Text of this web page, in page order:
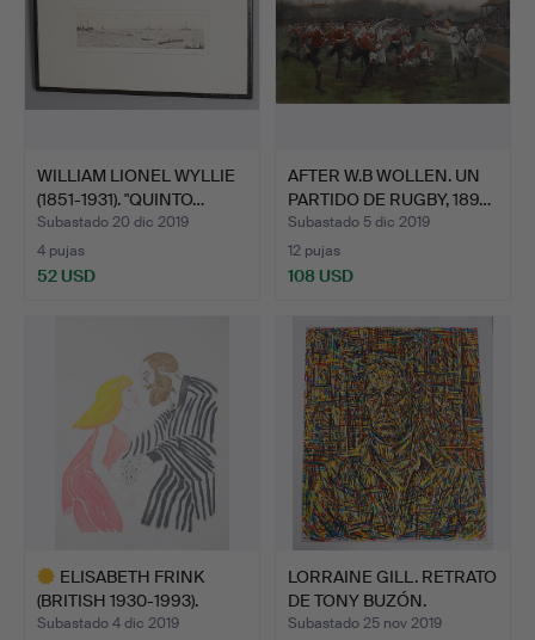
WILLIAM LIONEL WYLLIE
(1851-1931). "QUINTO…
Subastado 20 dic 2019
4 pujas
52 USD
AFTER W.B WOLLEN. UN
PARTIDO DE RUGBY, 189…
Subastado 5 dic 2019
12 pujas
108 USD
ELISABETH FRINK
(BRITISH 1930-1993).
ANTON…
Subastado 4 dic 2019
LORRAINE GILL. RETRATO
DE TONY BUZÓN.
Subastado 25 nov 2019